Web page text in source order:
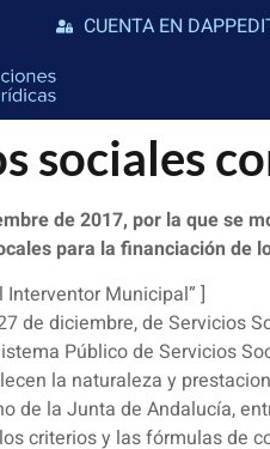
CUENTA EN
sociales
de 2017, por la que se
para la financiación de
Interventor Municipal” ]
de diciembre, de Servicios
Público de Servicios
la naturaleza y
de la Junta de Andalucía,
criterios y las fórmulas de